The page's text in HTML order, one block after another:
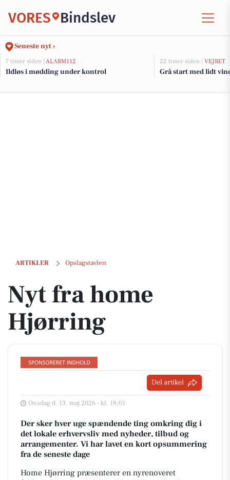
VORES Bindslev
Seneste nyt ›
7 timer siden | ALARM112
Ildløs i mødding under kontrol
22 timer siden | VEJRET
Grå start med lidt
ARTIKLER Opslagstavlen
Nyt fra home Hjørring
Nyt fra home
Hjørring
Del artikel
Onsdag d. 13. maj 2026 - kl. 18:01
Der sker hver uge spændende ting omkring dig i
det lokale erhvervsliv med nyheder, tilbud og
arrangementer. Vi har lavet en kort opsummering
fra de seneste dage
Home Hjørring præsenterer en nyrenoveret